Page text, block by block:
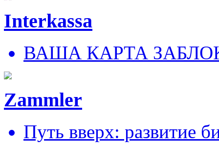
Interkassa
ВАША КАРТА
Zammler
Путь вверх: развитие